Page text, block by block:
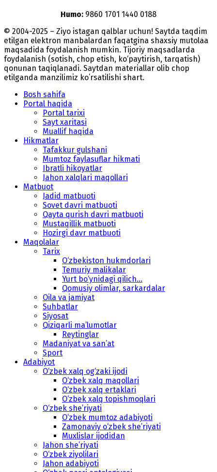
Humo: 9860 1701 1440 0188
© 2004-2025 – Ziyo istagan qalblar uchun! Saytda taqdim
etilgan elektron manbalardan faqatgina shaxsiy mutolaa
maqsadida foydalanish mumkin. Tijoriy maqsadlarda
foydalanish (sotish, chop etish, ko‘paytirish, tarqatish)
qonunan taqiqlanadi. Saytdan materiallar olib chop
etilganda manzilimiz koʻrsatilishi shart.
Bosh sahifa
Portal haqida
Portal tarixi
Sayt xaritasi
Muallif haqida
Hikmatlar
Tafakkur gulshani
Mumtoz faylasuflar hikmati
Ibratli hikoyatlar
Jahon xalqlari maqollari
Matbuot
Jadid matbuoti
Sovet davri matbuoti
Qayta qurish davri matbuoti
Mustaqillik matbuoti
Hozirgi davr matbuoti
Maqolalar
Tarix
O‘zbekiston hukmdorlari
Temuriy malikalar
Yurt bo‘ynidagi qilich...
Qomusiy olimlar, sarkardalar
Oila va jamiyat
Suhbatlar
Siyosat
Qiziqarli ma’lumotlar
Reytinglar
Madaniyat va san’at
Sport
Adabiyot
O‘zbek xalq og‘zaki ijodi
O‘zbek xalq maqollari
O‘zbek xalq ertaklari
O‘zbek xalq topishmoqlari
O‘zbek she’riyati
O‘zbek mumtoz adabiyoti
Zamonaviy o‘zbek she’riyati
Muxlislar ijodidan
Jahon she’riyati
O‘zbek ziyolilari
Jahon adabiyoti